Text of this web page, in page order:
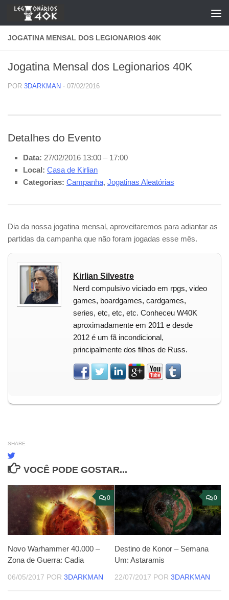
Skip to content
JOGATINA MENSAL DOS LEGIONARIOS 40K
Jogatina Mensal dos Legionarios 40K
POR 3DARKMAN · 07/02/2016
Detalhes do Evento
Data: 27/02/2016 13:00 – 17:00
Local: Casa de Kirlian
Categorias: Campanha, Jogatinas Aleatórias
Dia da nossa jogatina mensal, aproveitaremos para adiantar as
partidas da campanha que não foram jogadas esse mês.
Kirlian Silvestre
Nerd compulsivo viciado em rpgs, video
games, boardgames, cardgames,
series, etc, etc, etc. Conheceu W40K
aproximadamente em 2011 e desde
2012 é um fã incondicional,
principalmente dos filhos de Russ.
SHARE
VOCÊ PODE GOSTAR...
0
Novo Warhammer 40.000 –
Zona de Guerra: Cadia
06/05/2017 POR 3DARKMAN
0
Destino de Konor – Semana
Um: Astaramis
22/07/2017 POR 3DARKMAN